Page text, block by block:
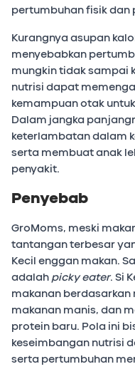
pertumbuhan fisik dan
Kurangnya asupan
menyebabkan
mungkin tidak sampai
nutrisi dapat
kemampuan otak
Dalam jangka
keterlambatan dalam
serta membuat anak
penyakit.
Penyebab
GroMoms, meski
tantangan terbesar
Kecil enggan makan.
adalah picky eater. Si
makanan berdasarkan
makanan manis, dan
protein baru. Pola ini
keseimbangan nutrisi
serta pertumbuhan